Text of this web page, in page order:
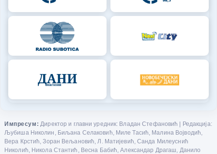
Импресум: Директор и главни уредник: Владан Стефановић | Редакција:
Љубиша Николин, Биљана Селаковић, Миле Тасић, Малина Војводић,
Вера Крстић, Зоран Вељановић, Л. Матијевић, Санда Милеуснић
Николић, Никола Стантић, Весна Бабић, Александар Драгаш, Данило